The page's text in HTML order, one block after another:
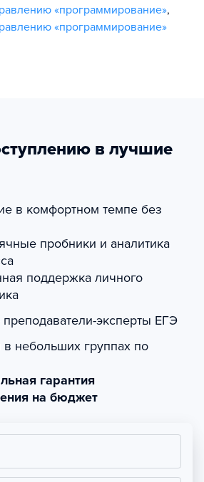
«программирование»,
«программирование»
в лучшие
в комфортном темпе без
пробники и аналитика
поддержка личного
эксперты ЕГЭ
в небольших группах по
гарантия
на бюджет